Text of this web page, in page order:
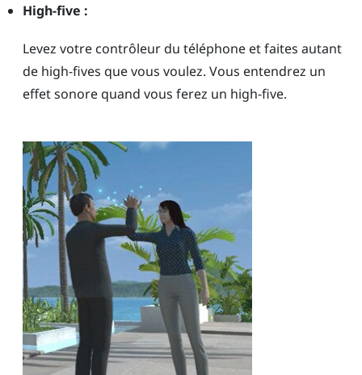
High-five :
Levez votre contrôleur du téléphone et faites autant
de high-fives que vous voulez. Vous entendrez un
effet sonore quand vous ferez un high-five.